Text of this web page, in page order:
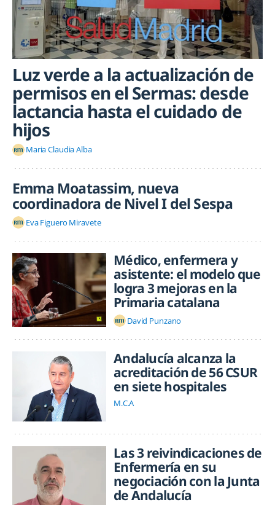
Luz verde a la actualización de
permisos en el Sermas: desde
lactancia hasta el cuidado de
hijos
Maria Claudia Alba
Emma Moatassim, nueva
coordinadora de Nivel I del Sespa
Eva Figuero Miravete
Médico, enfermera y
asistente: el modelo que
logra 3 mejoras en la
Primaria catalana
David Punzano
Andalucía alcanza la
acreditación de 56 CSUR
en siete hospitales
M.C.A
Las 3 reivindicaciones de
Enfermería en su
negociación con la Junta
de Andalucía